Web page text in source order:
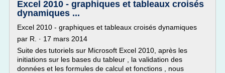
Excel 2010 - graphiques et tableaux croisés
dynamiques ...
Excel 2010 - graphiques et tableaux croisés dynamiques
par R. · 17 mars 2014
Suite des tutoriels sur Microsoft Excel 2010, après les
initiations sur les bases du tableur , la validation des
données et les formules de calcul et fonctions , nous